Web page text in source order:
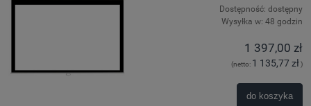
Dostępność: dostępny
Wysyłka w: 48 godzin
1 397,00 zł
(netto: 1 135,77 zł)
do koszyka